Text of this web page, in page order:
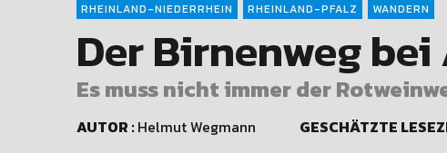
RHEINLAND-NIEDERRHEIN RHEINLAND-PFALZ WANDERN
Der Birnenweg
Es muss nicht immer der
AUTOR :Helmut Wegmann GESCHÄTZTE